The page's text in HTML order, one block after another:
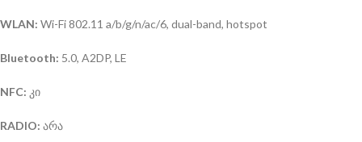
WLAN: Wi-Fi 802.11 a/b/g/n/ac/6, dual-band, hotspot
Bluetooth: 5.0, A2DP, LE
NFC: კი
RADIO: არა